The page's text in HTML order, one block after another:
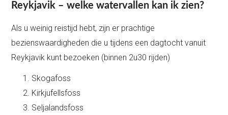
Reykjavik – welke watervallen kan ik zien?
Als u weinig reistijd hebt, zijn er prachtige
bezienswaardigheden die u tijdens een dagtocht vanuit
Reykjavik kunt bezoeken (binnen 2u30 rijden)
Skogafoss
Kirkjufellsfoss
Seljalandsfoss